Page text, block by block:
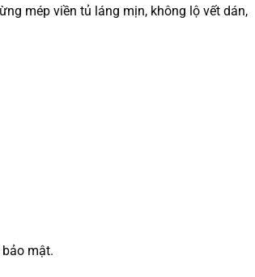
mép viền tủ láng mịn, không lộ vết dán,
mật.